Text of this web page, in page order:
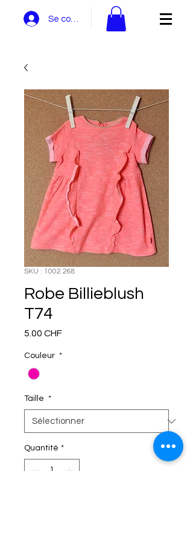
Se connecter
SKU : 1002.268
Robe Billieblush
T74
5.00 CHFPrix
Couleur *
Taille *
Quantité *